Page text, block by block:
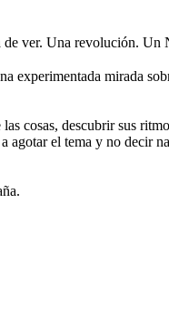
ver. Una revolución. Un
experimentada mirada
cosas, descubrir sus
agotar el tema y no decir